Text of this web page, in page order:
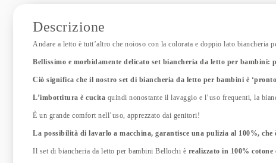
Descrizione
Andare a letto è tutt’altro che noioso con la colorata e doppio lato biancheria
Bellissimo e morbidamente delicato set biancheria da letto per bambini:
Ciò significa che il nostro set di biancheria da letto per bambini è ‘pronto
L’imbottitura è cucita quindi nonostante il lavaggio e l’uso frequenti, la
È un grande comfort nell’uso, apprezzato dai genitori!
La possibilità di lavarlo a macchina, garantisce una pulizia al 100%,
Il set di biancheria da letto per bambini Bellochi è realizzato in 100%